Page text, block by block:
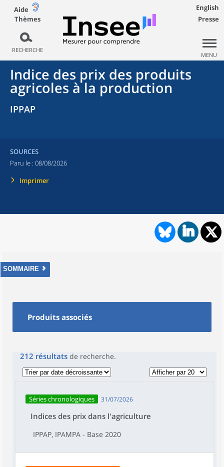
Aide
Thèmes
RECHERCHE
English
Presse
MENU
Indice des prix des produits
agricoles à la production
IPPAP
SOURCES
Paru le : 08/08/2026
Imprimer
SOMMAIRE
Produits associés
212 résultats de recherche.
Séries chronologiques 31/07/2026
Indices des prix dans l'agriculture
IPPAP, IPAMPA - Base 2020